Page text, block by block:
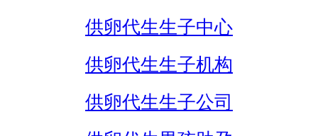
供卵代生生子中心
供卵代生生子机构
供卵代生生子公司